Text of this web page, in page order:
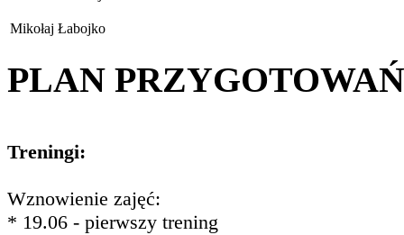
Mikołaj Łabojko
PLAN PRZYGOTOWAŃ
Treningi:
Wznowienie zajęć:
* 19.06 - pierwszy trening